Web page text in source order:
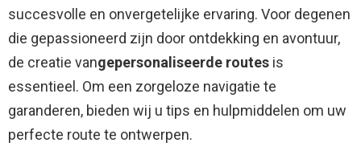
succesvolle en onvergetelijke ervaring. Voor degenen
die gepassioneerd zijn door ontdekking en avontuur,
de creatie vangepersonaliseerde routes is
essentieel. Om een ​​zorgeloze navigatie te
garanderen, bieden wij u tips en hulpmiddelen om uw
perfecte route te ontwerpen.